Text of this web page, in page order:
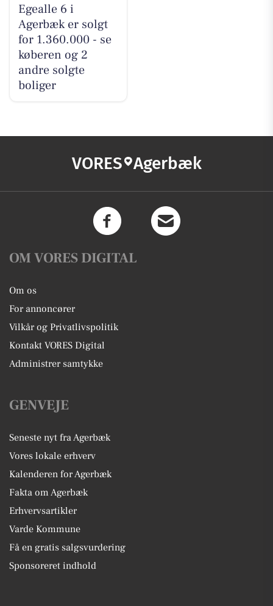
Egealle 6 i
Agerbæk er solgt
for 1.360.000 - se
køberen og 2
andre solgte
boliger
VORES Agerbæk
OM VORES DIGITAL
Om os
For annoncører
Vilkår og Privatlivspolitik
Kontakt VORES Digital
Administrer samtykke
GENVEJE
Seneste nyt fra Agerbæk
Vores lokale erhverv
Kalenderen for Agerbæk
Fakta om Agerbæk
Erhvervsartikler
Varde Kommune
Få en gratis salgsvurdering
Sponsoreret indhold